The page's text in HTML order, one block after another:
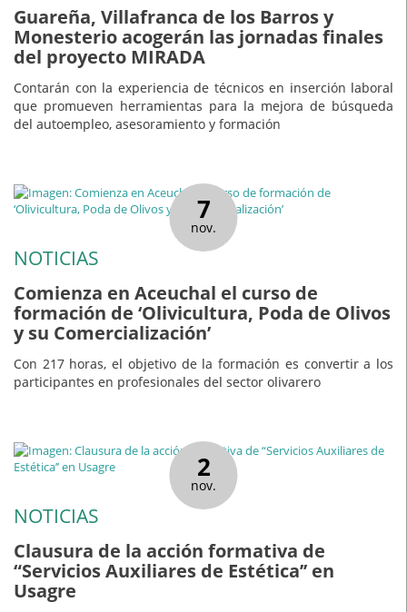
Guareña, Villafranca de los Barros y
Monesterio acogerán las jornadas finales
del proyecto MIRADA
Contarán con la experiencia de técnicos en inserción laboral
que promueven herramientas para la mejora de búsqueda
del autoempleo, asesoramiento y formación
7
nov.
NOTICIAS
Comienza en Aceuchal el curso de
formación de ‘Olivicultura, Poda de Olivos
y su Comercialización’
Con 217 horas, el objetivo de la formación es convertir a los
participantes en profesionales del sector olivarero
2
nov.
NOTICIAS
Clausura de la acción formativa de
“Servicios Auxiliares de Estética’’ en
Usagre